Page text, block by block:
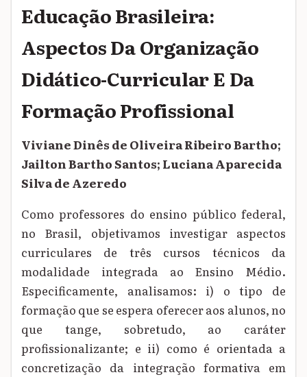
Educação Brasileira:
Aspectos Da Organização
Didático-Curricular E Da
Formação Profissional
Viviane Dinês de Oliveira Ribeiro Bartho;
Jailton Bartho Santos; Luciana Aparecida
Silva de Azeredo
Como professores do ensino público federal,
no Brasil, objetivamos investigar aspectos
curriculares de três cursos técnicos da
modalidade integrada ao Ensino Médio.
Especificamente, analisamos: i) o tipo de
formação que se espera oferecer aos alunos, no
que tange, sobretudo, ao caráter
profissionalizante; e ii) como é orientada a
concretização da integração formativa em